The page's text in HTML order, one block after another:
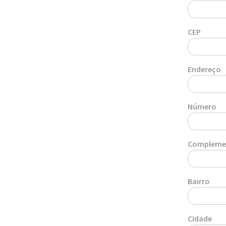
CEP
Endereço
Número
Bairro
Cidade